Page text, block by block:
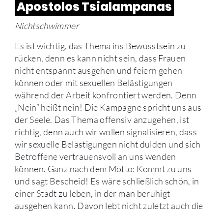
Apostolos Tsialampanas
Nichtschwimmer
Es ist wichtig, das Thema ins Bewusstsein zu
rücken, denn es kann nicht sein, dass Frauen
nicht entspannt ausgehen und feiern gehen
können oder mit sexuellen Belästigungen
während der Arbeit konfrontiert werden. Denn
„Nein“ heißt nein! Die Kampagne spricht uns aus
der Seele. Das Thema offensiv anzugehen, ist
richtig, denn auch wir wollen signalisieren, dass
wir sexuelle Belästigungen nicht dulden und sich
Betroffene vertrauensvoll an uns wenden
können. Ganz nach dem Motto: Kommt zu uns
und sagt Bescheid! Es wäre schließlich schön, in
einer Stadt zu leben, in der man beruhigt
ausgehen kann. Davon lebt nicht zuletzt auch die